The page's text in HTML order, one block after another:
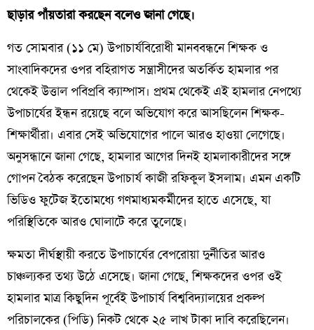
ছাড়ার পাঁয়তারা করছেন বলেও জানা গেছে।
​গত সোমবার (১১ মে) উপাচার্যবিরোধী মানববন্ধনে শিক্ষক ও
সাংবাদিকদের ওপর বহিরাগত সন্ত্রাসীদের অতর্কিত হামলার পর
থেকেই উত্তাল পবিপ্রবি ক্যাম্পাস। প্রথম থেকেই এই হামলার নেপথ্যে
উপাচার্যের ইন্ধন রয়েছে বলে অভিযোগ করে আসছিলেন শিক্ষক-
শিক্ষার্থীরা। এবার সেই অভিযোগের পালে আরও হাওয়া লেগেছে।
অনুসন্ধানে জানা গেছে, হামলার আগের দিনই হামলাকারীদের সঙ্গে
গোপন বৈঠক করেছেন উপাচার্য কাজী রফিকুল ইসলাম। এমন একটি
ভিডিও ফুটেজ ইতোমধ্যে গণমাধ্যমকর্মীদের হাতে এসেছে, যা
পরিস্থিতিকে আরও ঘোলাটে করে তুলেছে।
​ক্ষমতা দীর্ঘস্থায়ী করতে উপাচার্যের বেপরোয়া দুর্নীতির আরও
চাঞ্চল্যকর তথ্য উঠে এসেছে। জানা গেছে, শিক্ষকদের ওপর ওই
হামলার মাত্র কিছুদিন পূর্বেই উপাচার্য বিশ্ববিদ্যালয়ের প্রকল্প
পরিচালকের (পিডি) নিকট থেকে ২৫ লাখ টাকা দাবি করেছিলেন।